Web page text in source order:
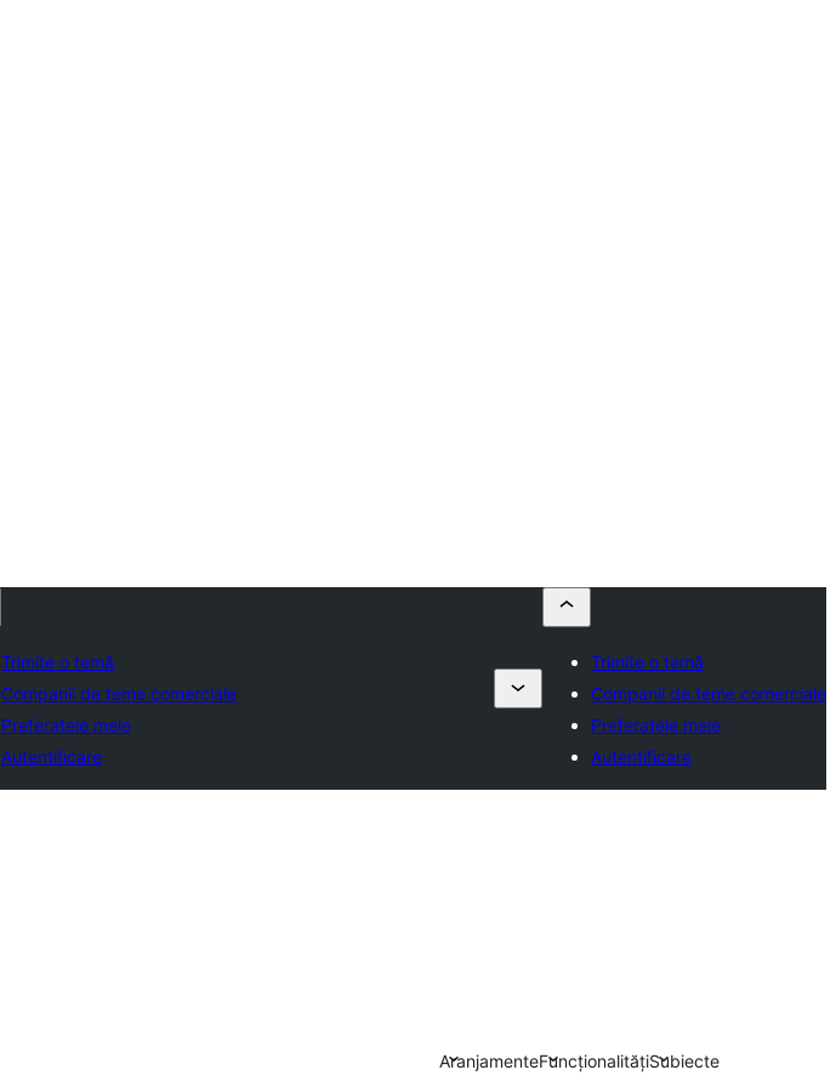
Trimite o temă
Companii de teme comerciale
Preferatele mele
Autentificare
Trimite o temă
Companii de teme comerciale
Preferatele mele
Autentificare
AranjamenteFuncționalitățiSubiecte